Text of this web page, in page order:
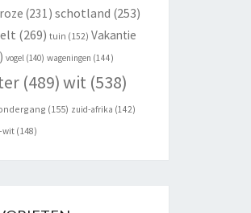
roze (231) schotland (253)
(269) tuin (152) Vakantie
vogel(140) wageningen (144)
(489)wit (538)
(155) zuid-afrika (142)
wit(148)